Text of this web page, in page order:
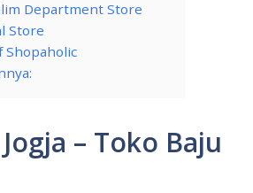
Department Store
Store
Shopaholic
– Toko Baju